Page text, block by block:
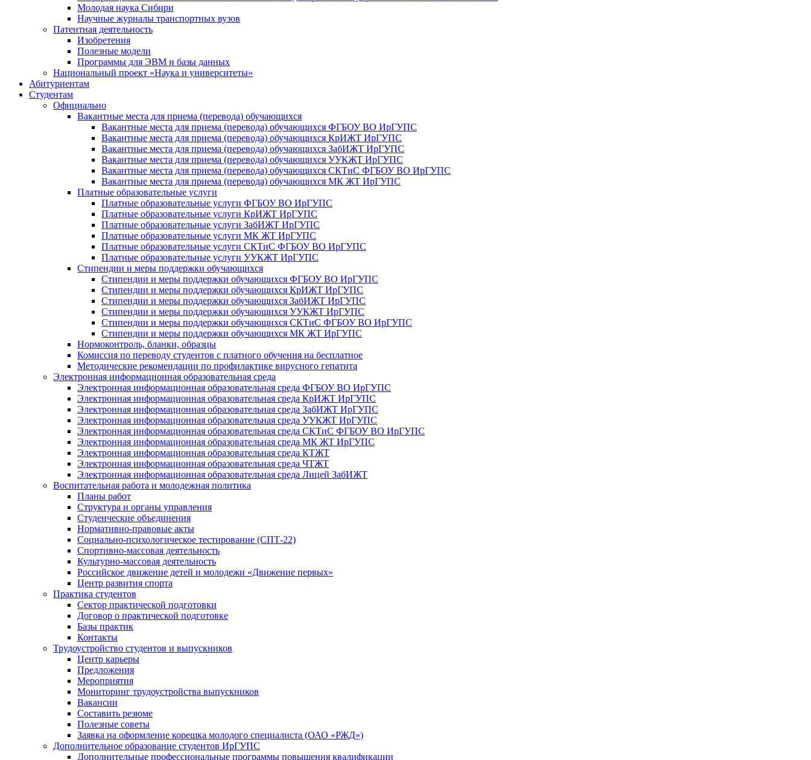
Молодая наука Сибири
Научные журналы транспортных вузов
Патентная деятельность
Изобретения
Полезные модели
Программы для ЭВМ и базы данных
Национальный проект «Наука и университеты»
Абитуриентам
Студентам
Официально
Вакантные места для приема (перевода) обучающихся
Вакантные места для приема (перевода) обучающихся ФГБОУ ВО ИрГУПС
Вакантные места для приема (перевода) обучающихся КрИЖТ ИрГУПС
Вакантные места для приема (перевода) обучающихся ЗабИЖТ ИрГУПС
Вакантные места для приема (перевода) обучающихся УУКЖТ ИрГУПС
Вакантные места для приема (перевода) обучающихся СКТиС ФГБОУ ВО ИрГУПС
Вакантные места для приема (перевода) обучающихся МК ЖТ ИрГУПС
Платные образовательные услуги
Платные образовательные услуги ФГБОУ ВО ИрГУПС
Платные образовательные услуги КрИЖТ ИрГУПС
Платные образовательные услуги ЗабИЖТ ИрГУПС
Платные образовательные услуги МК ЖТ ИрГУПС
Платные образовательные услуги СКТиС ФГБОУ ВО ИрГУПС
Платные образовательные услуги УУКЖТ ИрГУПС
Стипендии и меры поддержки обучающихся
Стипендии и меры поддержки обучающихся ФГБОУ ВО ИрГУПС
Стипендии и меры поддержки обучающихся КрИЖТ ИрГУПС
Стипендии и меры поддержки обучающихся ЗабИЖТ ИрГУПС
Стипендии и меры поддержки обучающихся УУКЖТ ИрГУПС
Стипендии и меры поддержки обучающихся СКТиС ФГБОУ ВО ИрГУПС
Стипендии и меры поддержки обучающихся МК ЖТ ИрГУПС
Нормоконтроль, бланки, образцы
Комиссия по переводу студентов с платного обучения на бесплатное
Методические рекомендации по профилактике вирусного гепатита
Электронная информационная образовательная среда
Электронная информационная образовательная среда ФГБОУ ВО ИрГУПС
Электронная информационная образовательная среда КрИЖТ ИрГУПС
Электронная информационная образовательная среда ЗабИЖТ ИрГУПС
Электронная информационная образовательная среда УУКЖТ ИрГУПС
Электронная информационная образовательная среда СКТиС ФГБОУ ВО ИрГУПС
Электронная информационная образовательная среда МК ЖТ ИрГУПС
Электронная информационная образовательная среда КТЖТ
Электронная информационная образовательная среда ЧТЖТ
Электронная информационная образовательная среда Лицей ЗабИЖТ
Воспитательная работа и молодежная политика
Планы работ
Структура и органы управления
Студенческие объединения
Нормативно-правовые акты
Социально-психологическое тестирование (СПТ-22)
Спортивно-массовая деятельность
Культурно-массовая деятельность
Российское движение детей и молодежи «Движение первых»
Центр развития спорта
Практика студентов
Сектор практической подготовки
Договор о практической подготовке
Базы практик
Контакты
Трудоустройство студентов и выпускников
Центр карьеры
Предложения
Мероприятия
Мониторинг трудоустройства выпускников
Вакансии
Составить резюме
Полезные советы
Заявка на оформление корешка молодого специалиста (ОАО «РЖД»)
Дополнительное образование студентов ИрГУПС
Дополнительные профессиональные программы повышения квалификации